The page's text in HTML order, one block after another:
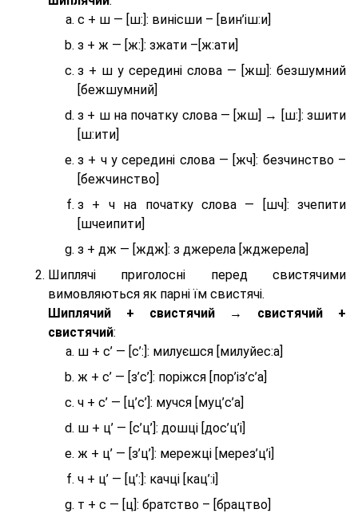
с + ш — [ш:]: винісши – [вин’іш:и]
з + ж — [ж:]: зжати –[ж:ати]
з + ш у середині слова — [жш]: безшумний
[бежшумний]
з + ш на початку слова — [жш] → [ш:]: зшити
[ш:ити]
з + ч у середині слова — [жч]: безчинство –
[бежчинство]
з + ч на початку слова — [шч]: зчепити
[шчеипити]
з + дж — [ждж]: з джерела [жджерела]
Шиплячі приголосні перед свистячими
вимовляються як парні їм свистячі.
Шиплячий + свистячий → свистячий +
свистячий:
ш + с’ — [с’:]: милуєшся [милуйес:а]
ж + с’ — [з’с’]: поріжся [пор’із’с’а]
ч + с’ — [ц’с’]: мучся [муц’с’а]
ш + ц’ — [с’ц’]: дошці [дос’ц’і]
ж + ц’ — [з’ц’]: мережці [мерез’ц’і]
ч + ц’ — [ц’:]: качці [кац’:і]
т + с — [ц]: братство – [брaцтво]